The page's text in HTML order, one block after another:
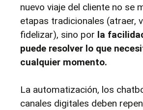
nuevo viaje del cliente no se
etapas tradicionales (atraer,
fidelizar), sino por la
puede resolver lo que
cualquier momento.
La automatización, los
canales digitales deben